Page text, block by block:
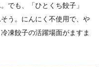
でも、「ひとくち餃子」
う。にんにく不使用で、や
凍餃子の活躍場面がますま